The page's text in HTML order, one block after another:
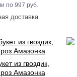
997 руб.
из гвоздик,
Амазонка